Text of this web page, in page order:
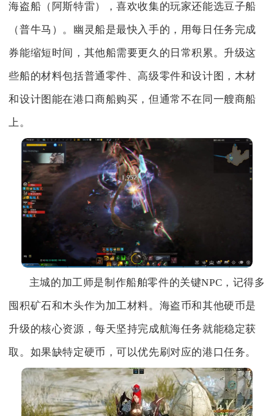
海盗船（阿斯特雷），喜欢收集的玩家还能选豆子船
（普牛马）。幽灵船是最快入手的，用每日任务完成
券能缩短时间，其他船需要更久的日常积累。升级这
些船的材料包括普通零件、高级零件和设计图，木材
和设计图能在港口商船购买，但通常不在同一艘商船
上。
主城的加工师是制作船舶零件的关键NPC，记得多
囤积矿石和木头作为加工材料。海盗币和其他硬币是
升级的核心资源，每天坚持完成航海任务就能稳定获
取。如果缺特定硬币，可以优先刷对应的港口任务。